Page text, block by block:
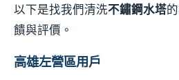
以下是找我們清洗不鏽鋼水塔
饋與評價。
高雄左營區用戶